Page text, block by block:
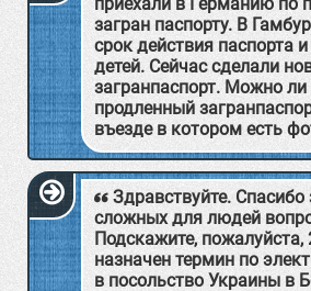
загран паспорту. В
срок действия паспорта
детей. Сейчас сделали
загранпаспорт. Можно ли
продленный
въезде в котором есть
Здравствуйте.
сложных для людей
Подскажите, пожалуйста,
назначен термин по
в посольство Украины в